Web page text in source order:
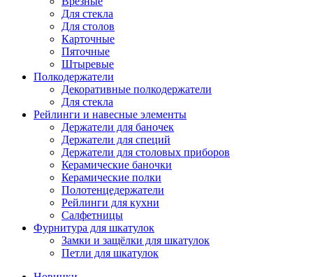
Для стекла
Для столов
Карточные
Пяточные
Штыревые
Полкодержатели
Декоративные полкодержатели
Для стекла
Рейлинги и навесные элементы
Держатели для баночек
Держатели для специй
Держатели для столовых приборов
Керамические баночки
Керамические полки
Полотенцедержатели
Рейлинги для кухни
Салфетницы
Фурнитура для шкатулок
Замки и защёлки для шкатулок
Петли для шкатулок